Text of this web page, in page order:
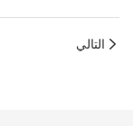
التالي